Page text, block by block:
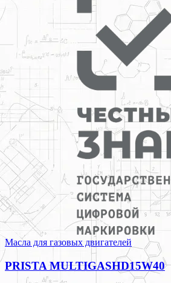
Масла для газовых двигателей
PRISTA MULTIGASHD15W40